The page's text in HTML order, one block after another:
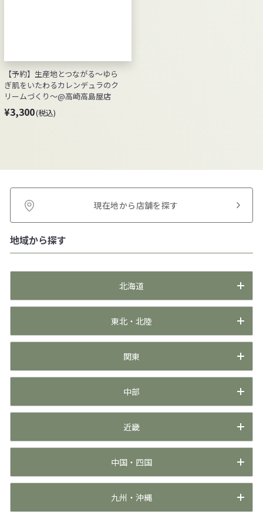
【予約】生産地とつながる～ゆら
ぎ肌をいたわるカレンデュラのク
リームづくり～@高崎高島屋店
¥3,300(税込)
0
込
)
現在地から店舗を探す
地域から探す
北海道
東北・北陸
関東
中部
近畿
中国・四国
九州・沖縄